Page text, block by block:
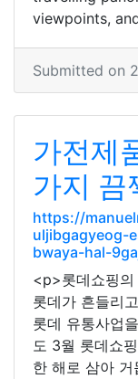
viewpoints,
Submitted on
가전제
가지 끔
https://
uljibgagyeog-
bwaya-hal-
<p>롯데쇼핑
롯데가 흔들리
롯데 유통사업
도 3월 롯데쇼
한 해로 삼아